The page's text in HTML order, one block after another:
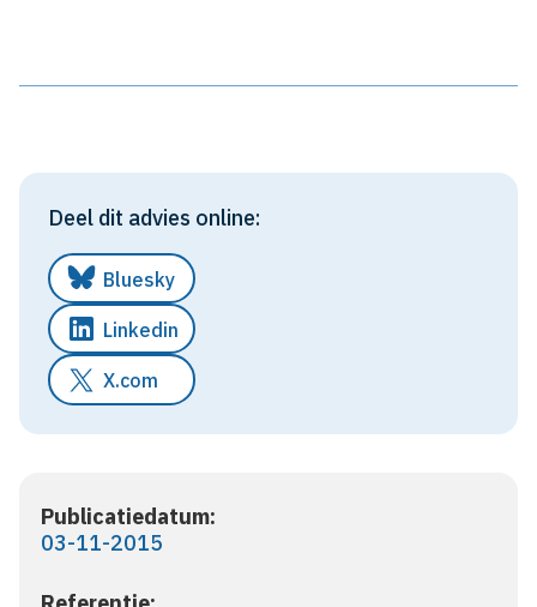
Publicatiedatum:
03-11-2015
Deel dit advies online:
Bluesky
Linkedin
X.com